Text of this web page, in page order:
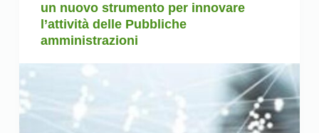
un nuovo strumento per innovare
l’attività delle Pubbliche
amministrazioni